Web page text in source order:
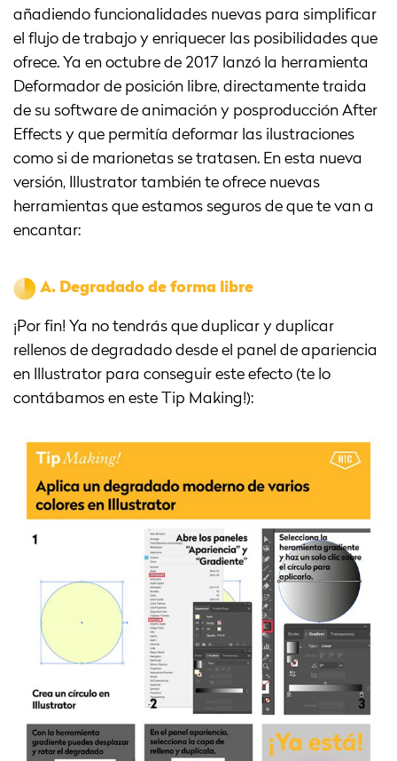
añadiendo funcionalidades nuevas para simplificar
el flujo de trabajo y enriquecer las posibilidades que
ofrece. Ya en octubre de 2017 lanzó la herramienta
Deformador de posición libre, directamente traida
de su software de animación y posproducción After
Effects y que permitía deformar las ilustraciones
como si de marionetas se tratasen. En esta nueva
versión, Illustrator también te ofrece nuevas
herramientas que estamos seguros de que te van a
encantar:
A. Degradado de forma libre
¡Por fin! Ya no tendrás que duplicar y duplicar
rellenos de degradado desde el panel de apariencia
en Illustrator para conseguir este efecto (te lo
contábamos en este Tip Making!):